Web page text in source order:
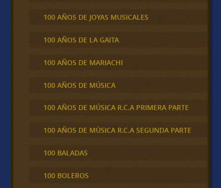
100 AÑOS DE JOYAS MUSICALES
100 AÑOS DE LA GAITA
100 AÑOS DE MARIACHI
100 AÑOS DE MÚSICA
100 AÑOS DE MÚSICA R.C.A PRIMERA PARTE
100 AÑOS DE MÚSICA R.C.A SEGUNDA PARTE
100 BALADAS
100 BOLEROS